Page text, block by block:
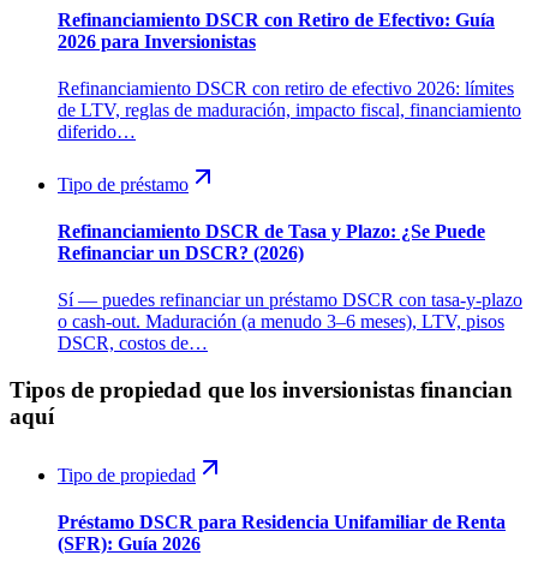
Refinanciamiento DSCR con Retiro de Efectivo: Guía
2026 para Inversionistas
Refinanciamiento DSCR con retiro de efectivo 2026: límites
de LTV, reglas de maduración, impacto fiscal, financiamiento
diferido…
Tipo de préstamo
Refinanciamiento DSCR de Tasa y Plazo: ¿Se Puede
Refinanciar un DSCR? (2026)
Sí — puedes refinanciar un préstamo DSCR con tasa-y-plazo
o cash-out. Maduración (a menudo 3–6 meses), LTV, pisos
DSCR, costos de…
Tipos de propiedad que los inversionistas financian
aquí
Tipo de propiedad
Préstamo DSCR para Residencia Unifamiliar de Renta
(SFR): Guía 2026